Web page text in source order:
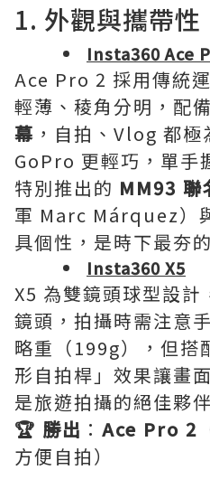
1. 外觀與攜帶性
Insta360 Ace
Ace Pro 2 採用傳統
輕薄、稜角分明，配備
幕 ，自拍、Vlog 都
GoPro 更輕巧，單手
特別推出的 MM93 聯
軍 Marc Márquez）
具個性，是時下最夯
Insta360 X5
X5 為雙鏡頭球型設計
鏡頭，拍攝時需注意
略重（199g），但搭
形自拍桿」效果讓畫
是旅遊拍攝的絕佳夥
🏆 勝出 ： Ace Pro 2
方便自拍）